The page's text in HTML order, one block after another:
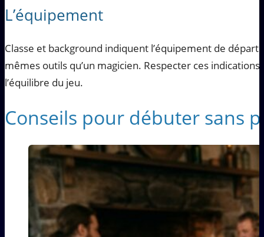
L’équipement
Classe et background indiquent l’équipement de
mêmes outils qu’un magicien. Respecter ces
l’équilibre du jeu.
Conseils pour débuter sans